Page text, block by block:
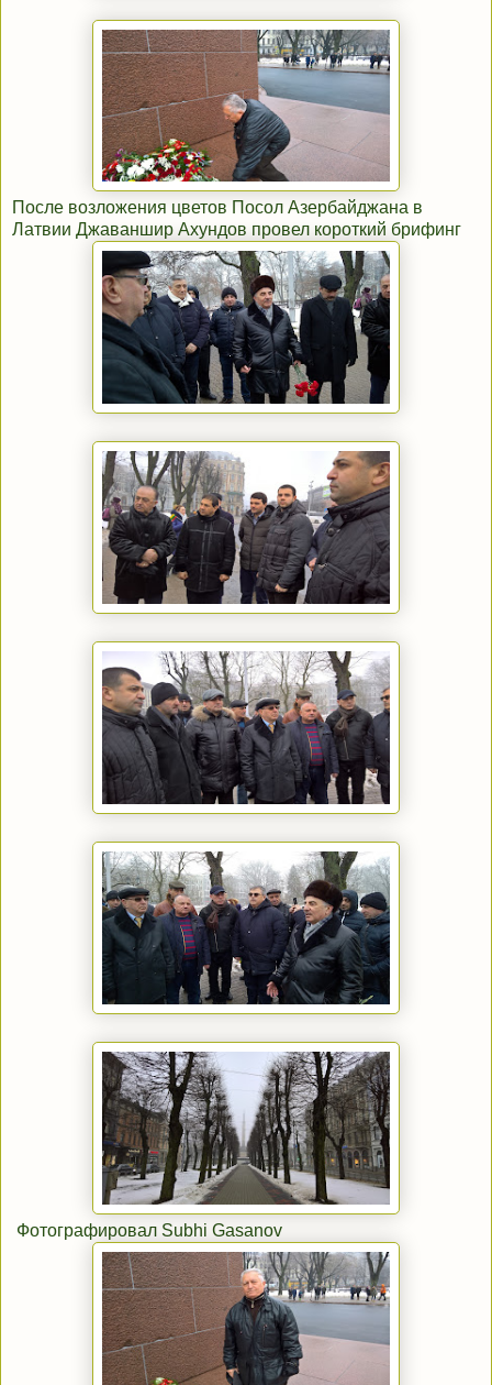
После возложения цветов Посол Азербайджана в
Латвии Джаваншир Ахундов провел короткий брифинг
Фотографировал Subhi Gasanov